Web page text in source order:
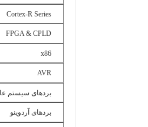
Cortex-R Series
FPGA & CPLD
x86
AVR
بردهای سیستم
بردهای آردوینو